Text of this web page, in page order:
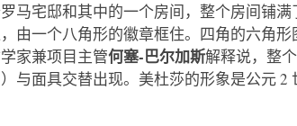
马宅邸和其中的一个房间，整个房间铺满
由一个八角形的徽章框住。四角的六角形
家兼项目主管何塞-巴尔加斯解释说，整
与面具交替出现。美杜莎的形象是公元 2